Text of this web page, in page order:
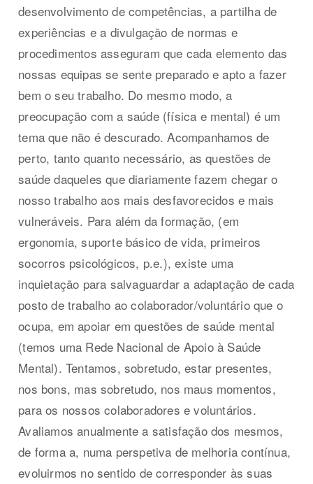
desenvolvimento de competências, a partilha de
experiências e a divulgação de normas e
procedimentos asseguram que cada elemento das
nossas equipas se sente preparado e apto a fazer
bem o seu trabalho. Do mesmo modo, a
preocupação com a saúde (física e mental) é um
tema que não é descurado. Acompanhamos de
perto, tanto quanto necessário, as questões de
saúde daqueles que diariamente fazem chegar o
nosso trabalho aos mais desfavorecidos e mais
vulneráveis. Para além da formação, (em
ergonomia, suporte básico de vida, primeiros
socorros psicológicos, p.e.), existe uma
inquietação para salvaguardar a adaptação de cada
posto de trabalho ao colaborador/voluntário que o
ocupa, em apoiar em questões de saúde mental
(temos uma Rede Nacional de Apoio à Saúde
Mental). Tentamos, sobretudo, estar presentes,
nos bons, mas sobretudo, nos maus momentos,
para os nossos colaboradores e voluntários.
Avaliamos anualmente a satisfação dos mesmos,
de forma a, numa perspetiva de melhoria contínua,
evoluirmos no sentido de corresponder às suas